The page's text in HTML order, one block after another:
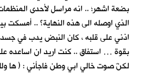
بضعة اشهر؛ .. انه مراسل لأحدى
الذي اوصله الى هذه النهاية؟ .. أمسكت
اذني على قلبه ، كان النبض يدب في
بقوة … استفاق .. كنت اريد ان
لكنّ صوت خالي ابي وطن فاجأني : ( ها